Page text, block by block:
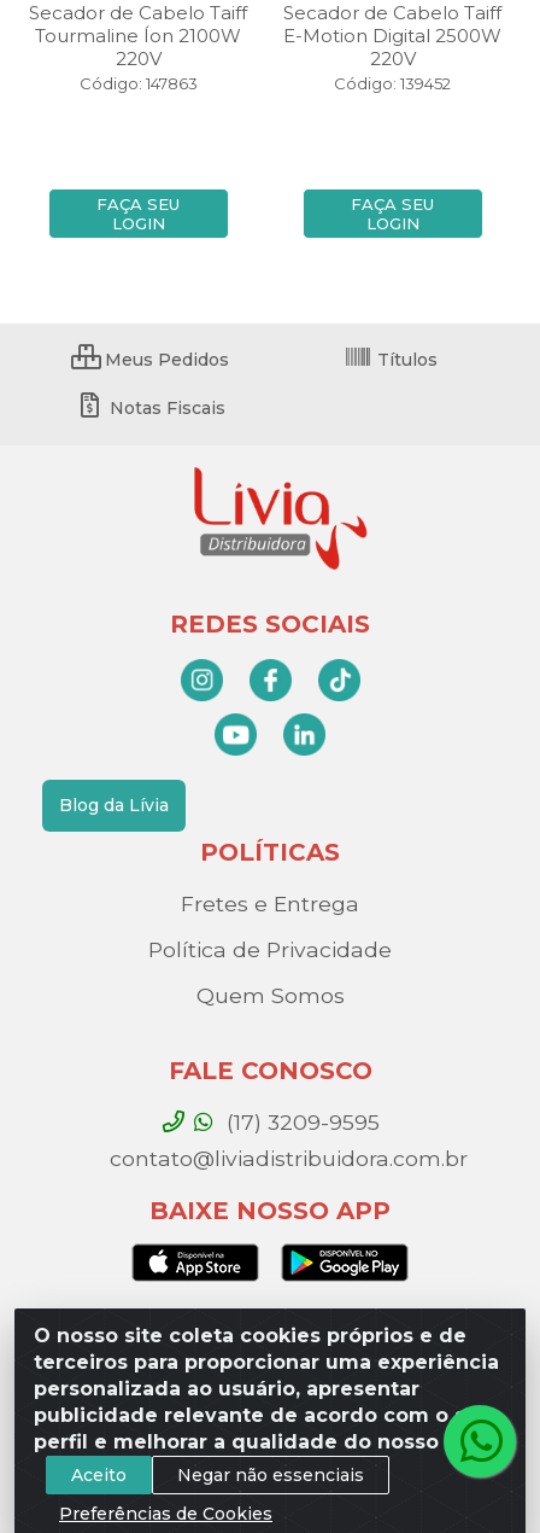
Secador de Cabelo Taiff
Tourmaline Íon 2100W
220V
Código: 147863
FAÇA SEU
LOGIN
Secador de Cabelo Taiff
E-Motion Digital 2500W
220V
Código: 139452
FAÇA SEU
LOGIN
O nosso site coleta cookies próprios e de
terceiros para proporcionar uma experiência
personalizada ao usuário, apresentar
publicidade relevante de acordo com o seu
perfil e melhorar a qualidade do nosso site.
Aceito
Negar não essenciais
Preferências de Cookies
Meus Pedidos Títulos
Notas Fiscais
REDES SOCIAIS
Blog da Lívia
POLÍTICAS
Fretes e Entrega
Política de Privacidade
Quem Somos
FALE CONOSCO
(17) 3209-9595
contato@liviadistribuidora.com.br
BAIXE NOSSO APP
Lívia Distribuidora - Av. Percy Gandini, 329 – Vila
Toninho, São José do Rio Preto / SP - CEP 15077-000 -
CNPJ 49.975.923/0003-10